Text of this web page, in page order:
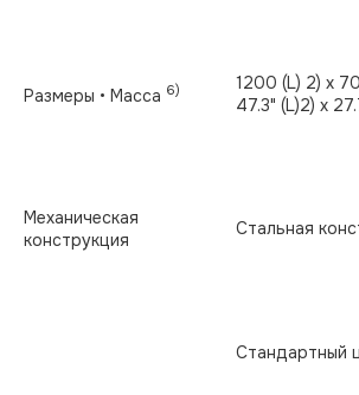
Размеры • Масса 6)
1200 (L) 2) x
47.3" (L)2) x
Механическая
конструкция
Стальная
Стандартный